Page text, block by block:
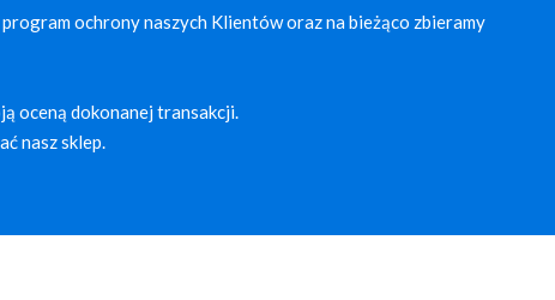
ochrony naszych Klientów oraz na bieżąco zbieramy
oceną dokonanej transakcji.
nasz sklep.